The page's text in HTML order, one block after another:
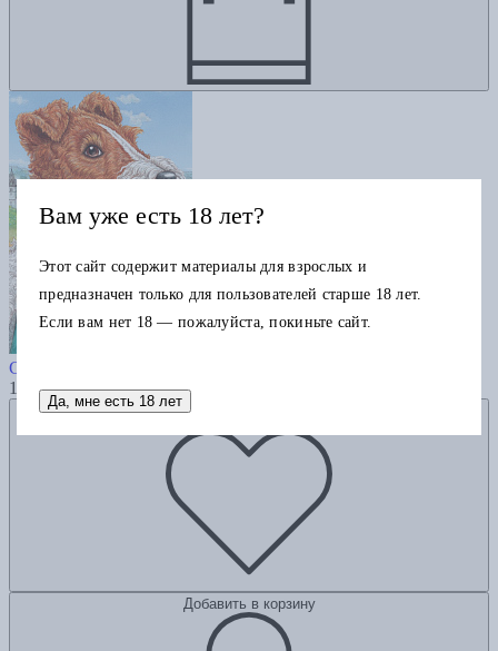
Саша Черный
1650
Добавить в избранное
Добавить в корзину
Вам уже есть 18 лет?
Этот сайт содержит материалы для взрослых и
предназначен только для пользователей старше 18 лет.
Если вам нет 18 — пожалуйста, покиньте сайт.
Да, мне есть 18 лет